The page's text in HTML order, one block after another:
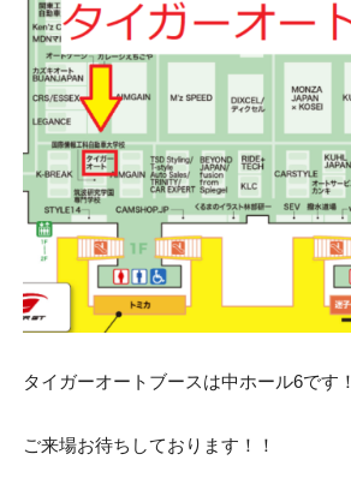
タイガーオートブースは中ホール6です！
ご来場お待ちしております！！